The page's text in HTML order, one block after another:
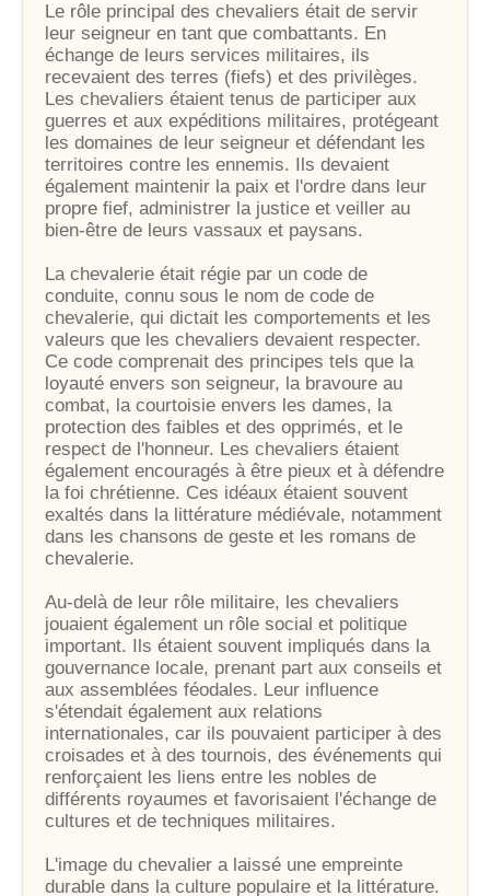
Le rôle principal des chevaliers était de servir
leur seigneur en tant que combattants. En
échange de leurs services militaires, ils
recevaient des terres (fiefs) et des privilèges.
Les chevaliers étaient tenus de participer aux
guerres et aux expéditions militaires, protégeant
les domaines de leur seigneur et défendant les
territoires contre les ennemis. Ils devaient
également maintenir la paix et l'ordre dans leur
propre fief, administrer la justice et veiller au
bien-être de leurs vassaux et paysans.
La chevalerie était régie par un code de
conduite, connu sous le nom de code de
chevalerie, qui dictait les comportements et les
valeurs que les chevaliers devaient respecter.
Ce code comprenait des principes tels que la
loyauté envers son seigneur, la bravoure au
combat, la courtoisie envers les dames, la
protection des faibles et des opprimés, et le
respect de l'honneur. Les chevaliers étaient
également encouragés à être pieux et à défendre
la foi chrétienne. Ces idéaux étaient souvent
exaltés dans la littérature médiévale, notamment
dans les chansons de geste et les romans de
chevalerie.
Au-delà de leur rôle militaire, les chevaliers
jouaient également un rôle social et politique
important. Ils étaient souvent impliqués dans la
gouvernance locale, prenant part aux conseils et
aux assemblées féodales. Leur influence
s'étendait également aux relations
internationales, car ils pouvaient participer à des
croisades et à des tournois, des événements qui
renforçaient les liens entre les nobles de
différents royaumes et favorisaient l'échange de
cultures et de techniques militaires.
L'image du chevalier a laissé une empreinte
durable dans la culture populaire et la littérature.